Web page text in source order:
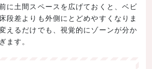
に土間スペースを広げておくと、ベビ
段差よりも外側にとどめやすくなりま
えるだけでも、視覚的にゾーンが分か
ます。